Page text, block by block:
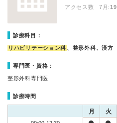
アクセス数 7月:19
診療科目：
リハビリテーション科 、整形外科、漢方
専門医・資格：
整形外科専門医
診療時間
月 火